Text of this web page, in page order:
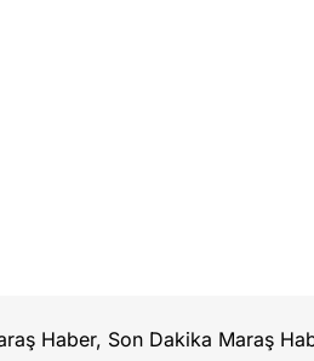
Haber, Son Dakika Maraş